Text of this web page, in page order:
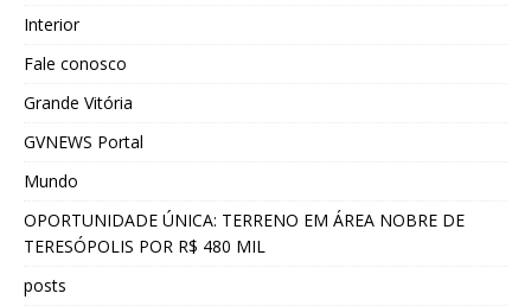
Interior
Fale conosco
Grande Vitória
GVNEWS Portal
Mundo
OPORTUNIDADE ÚNICA: TERRENO EM ÁREA NOBRE DE
TERESÓPOLIS POR R$ 480 MIL
posts